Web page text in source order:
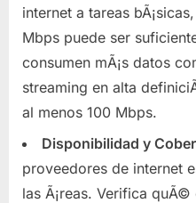
internet a tareas
Mbps puede ser
consumen mÃ¡s datos
streaming en alta
al menos 100 Mbps.
Disponibilidad y
proveedores de internet
las Ã¡reas. Verifica